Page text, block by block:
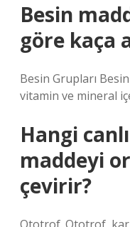
Besin
göre kaça
Besin Grupları
vitamin ve mineral
Hangi
maddeyi
çevirir?